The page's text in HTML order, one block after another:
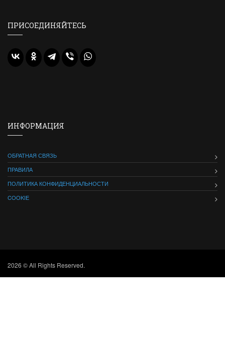
ПРИСОЕДИНЯЙТЕСЬ
ИНФОРМАЦИЯ
ОБРАТНАЯ СВЯЗЬ
ПРАВИЛА
ПОЛИТИКА КОНФИДЕНЦИАЛЬНОСТИ
COOKIE
2026 © All Rights Reserved.